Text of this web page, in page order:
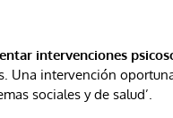
intervenciones
Una intervención
sociales y de salud’.